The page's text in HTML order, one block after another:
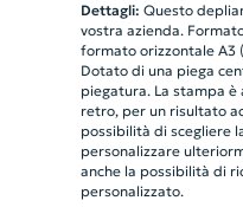
Dettagli: Questo
vostra azienda.
formato orizzontale A3
Dotato di una piega
piegatura. La stampa
retro, per un risultato
possibilità di scegliere
personalizzare
anche la possibilità di
personalizzato.